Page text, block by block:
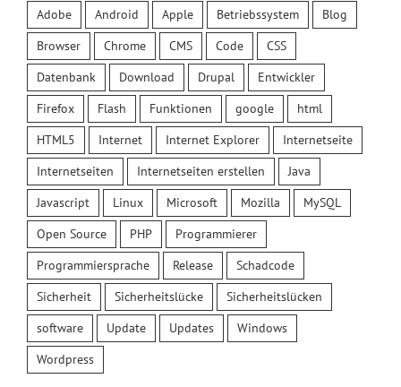
Adobe Android Apple Betriebssystem
Blog
Browser
Chrome CMS Code
CSS
Datenbank
Download Drupal
Entwickler
Firefox
Flash Funktionen google
html
HTML5
Internet Internet Explorer
Internetseite
Internetseiten
Internetseiten erstellen
Java
Javascript
Linux Microsoft Mozilla
MySQL
Open Source
PHP
Programmierer
Programmiersprache
Release
Schadcode
Sicherheit
Sicherheitslücke
Sicherheitslücken
software
Update Updates
Windows
Wordpress